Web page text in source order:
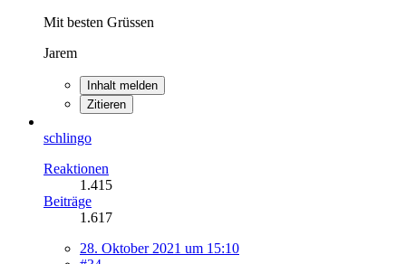
Mit besten Grüssen
Jarem
Inhalt melden
Zitieren
schlingo
Reaktionen
1.415
Beiträge
1.617
28. Oktober 2021 um 15:10